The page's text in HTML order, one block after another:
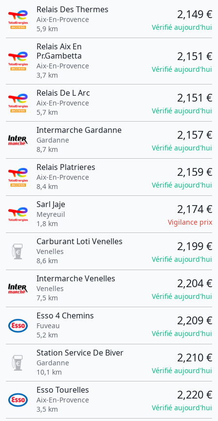
Relais Des Thermes
Aix-En-Provence
5,9 km
2,149 €
Vérifié aujourd'hui
Relais Aix En
Pr.Gambetta
Aix-En-Provence
3,7 km
2,151 €
Vérifié aujourd'hui
Relais De L Arc
Aix-En-Provence
5,7 km
2,151 €
Vérifié aujourd'hui
Intermarche Gardanne
Gardanne
8,7 km
2,157 €
Vérifié aujourd'hui
Relais Platrieres
Aix-En-Provence
8,4 km
2,159 €
Vérifié aujourd'hui
Sarl Jaje
Meyreuil
1,8 km
2,174 €
Vigilance prix
Carburant Loti Venelles
Venelles
8,6 km
2,199 €
Vérifié aujourd'hui
Intermarche Venelles
Venelles
7,5 km
2,204 €
Vérifié aujourd'hui
Esso 4 Chemins
Fuveau
5,2 km
2,209 €
Vérifié aujourd'hui
Station Service De Biver
Gardanne
10,1 km
2,210 €
Vérifié aujourd'hui
Esso Tourelles
Aix-En-Provence
3,5 km
2,220 €
Vérifié aujourd'hui